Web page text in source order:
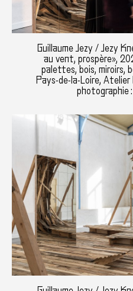
Guillaume Jezy / Jezy
au vent, prospère»,
palettes, bois, miroirs,
Pays-de-la-Loire, Atelier
photographie